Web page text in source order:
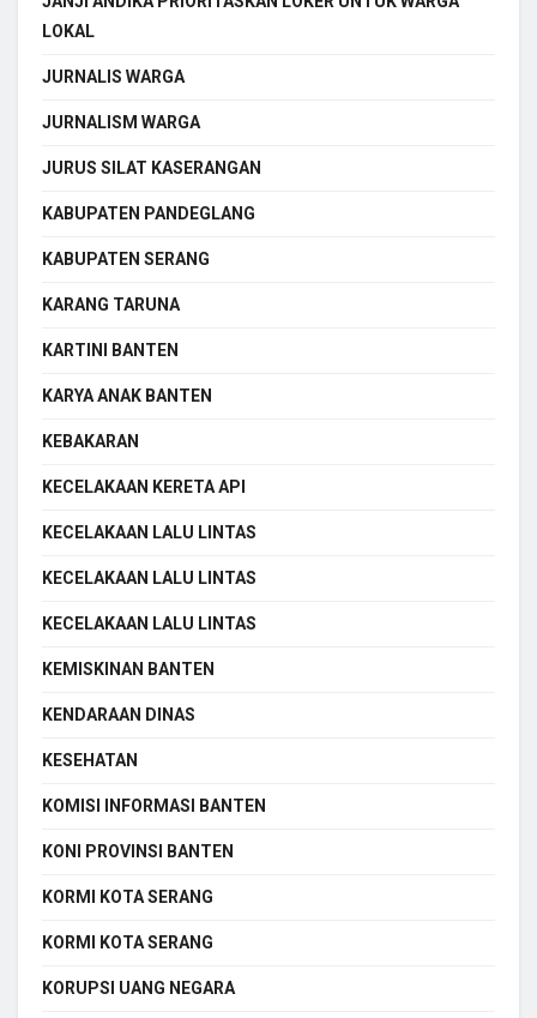
LOKAL
JURNALIS WARGA
JURNALISM WARGA
JURUS SILAT KASERANGAN
KABUPATEN PANDEGLANG
KABUPATEN SERANG
KARANG TARUNA
KARTINI BANTEN
KARYA ANAK BANTEN
KEBAKARAN
KECELAKAAN KERETA API
KECELAKAAN LALU LINTAS
KECELAKAAN LALU LINTAS
KECELAKAAN LALU LINTAS
KEMISKINAN BANTEN
KENDARAAN DINAS
KESEHATAN
KOMISI INFORMASI BANTEN
KONI PROVINSI BANTEN
KORMI KOTA SERANG
KORMI KOTA SERANG
KORUPSI UANG NEGARA